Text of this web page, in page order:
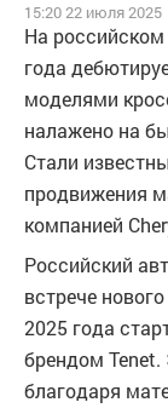
15:20 22 июля 2025
На российском
года
моделями
налажено на
Стали
продвижения
компанией
Российский
встрече
2025 года
брендом
благодаря